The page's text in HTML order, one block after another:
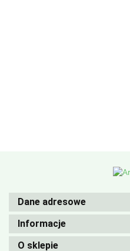
Dane adresowe
Informacje
O sklepie